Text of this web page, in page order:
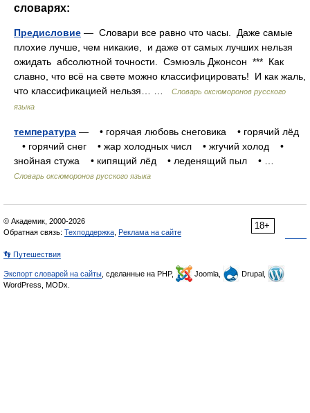
словарях:
Предисловие — Словари все равно что часы. Даже самые
плохие лучше, чем никакие, и даже от самых лучших нельзя
ожидать абсолютной точности. Сэмюэль Джонсон *** Как
славно, что всё на свете можно классифицировать! И как жаль,
что классификацией нельзя… …
Словарь оксюморонов русского
языка
температура — • горячая любовь снеговика • горячий лёд
• горячий снег • жар холодных числ • жгучий холод •
знойная стужа • кипящий лёд • леденящий пыл • …
Словарь оксюморонов русского языка
18+
© Академик, 2000-2026
Обратная связь: Техподдержка Реклама на сайте
👣 Путешествия
Экспорт словарей на сайты , сделанные на PHP, Joomla,
Drupal,
WordPress, MODx.